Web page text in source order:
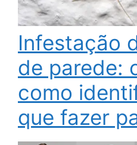
Infestação
de parede:
como
que fazer